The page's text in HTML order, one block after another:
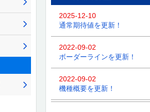
2025-12-10
通常期待値を更新！
2022-09-02
ボーダーラインを更新！
2022-09-02
機種概要を更新！